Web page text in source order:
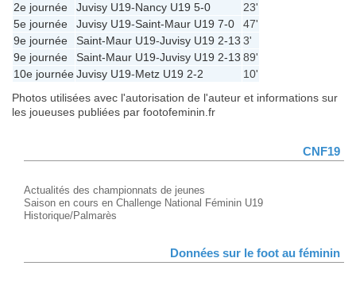
2e journée
Juvisy U19-Nancy U19 5-0
23'
5e journée
Juvisy U19-Saint-Maur U19 7-0
47'
9e journée
Saint-Maur U19-Juvisy U19 2-13 3'
9e journée
Saint-Maur U19-Juvisy U19 2-13 89'
10e journéeJuvisy U19-Metz U19 2-2
10'
Photos utilisées avec l'autorisation de l'auteur et informations sur
les joueuses publiées par footofeminin.fr
CNF19
Actualités des championnats de jeunes
Saison en cours en Challenge National Féminin U19
Historique/Palmarès
Données sur le foot au féminin